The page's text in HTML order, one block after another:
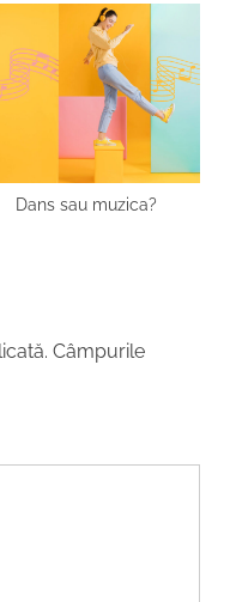
cariera ta
Dans sau muzica?
Câmpurile